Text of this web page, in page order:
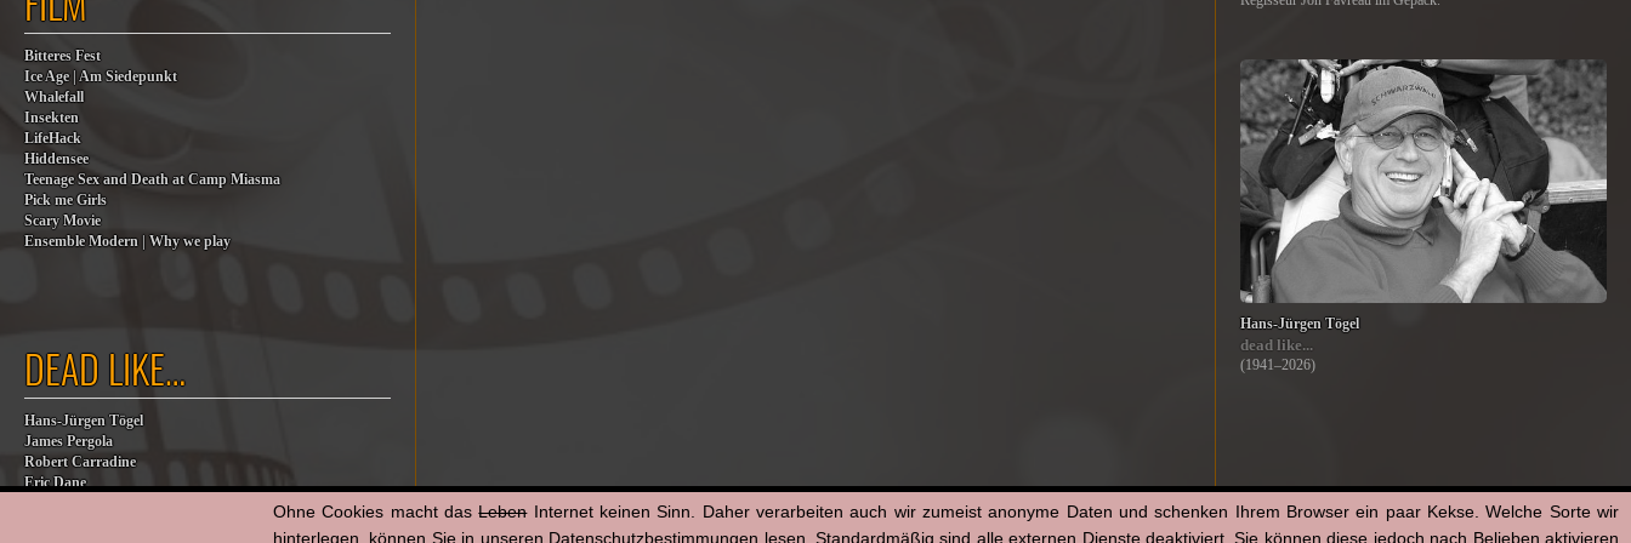
Bitteres Fest
Ice Age | Am Siedepunkt
Whalefall
Insekten
LifeHack
Hiddensee
Teenage Sex and Death at Camp Miasma
Pick me Girls
Scary Movie
Ensemble Modern | Why we play
DEAD LIKE…
Hans-Jürgen Tögel
James Pergola
Robert Carradine
Eric Dane
Hans-Jürgen Tögel
dead like...
(1941–2026)
Ohne Cookies macht dasLebenInternet keinen Sinn. Daher verarbeiten auch wir zumeist anonyme Daten und schenken Ihrem Browser ein paar Kekse. Welche Sorte wir
hinterlegen, können Sie in unseren Datenschutzbestimmungen lesen. Standardmäßig sind alle externen Dienste deaktiviert. Sie können diese jedoch nach Belieben aktivieren